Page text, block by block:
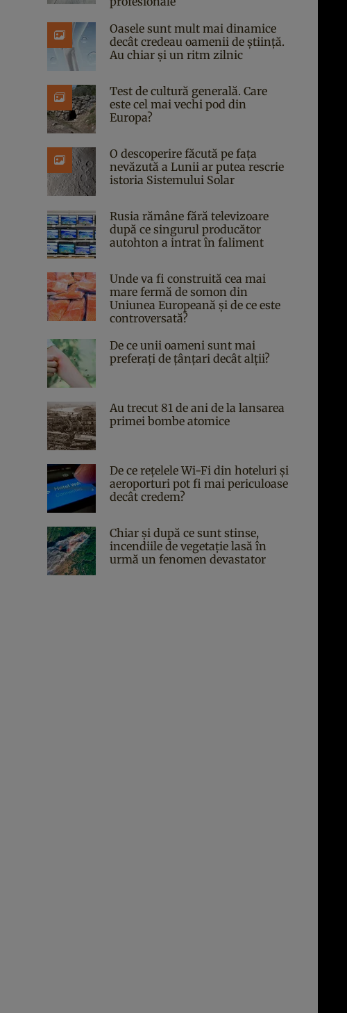
Oasele sunt mult mai dinamice
decât credeau oamenii de știință.
Au chiar și un ritm zilnic
Test de cultură generală. Care
este cel mai vechi pod din
Europa?
O descoperire făcută pe fața
nevăzută a Lunii ar putea rescrie
istoria Sistemului Solar
Rusia rămâne fără televizoare
după ce singurul producător
autohton a intrat în faliment
Unde va fi construită cea mai
mare fermă de somon din
Uniunea Europeană și de ce este
controversată?
De ce unii oameni sunt mai
preferați de țânțari decât alții?
Au trecut 81 de ani de la lansarea
primei bombe atomice
De ce rețelele Wi-Fi din hoteluri și
aeroporturi pot fi mai periculoase
decât credem?
Chiar și după ce sunt stinse,
incendiile de vegetație lasă în
urmă un fenomen devastator